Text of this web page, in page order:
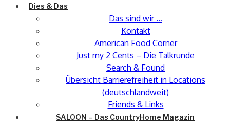
Dies & Das
Das sind wir …
Kontakt
American Food Corner
Just my 2 Cents – Die Talkrunde
Search & Found
Übersicht Barrierefreiheit in Locations
(deutschlandweit)
Friends & Links
SALOON – Das CountryHome Magazin